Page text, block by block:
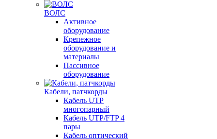
ВОЛС
Активное
оборудование
Крепежное
оборудование и
материалы
Пассивное
оборудование
Кабели, патчкорды
Кабель UTP
многопарный
Кабель UTP/FTP 4
пары
Кабель оптический